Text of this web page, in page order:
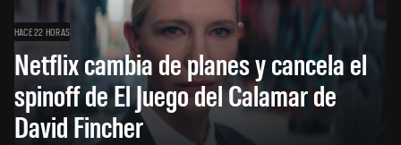
HACE 22 HORAS
Netflix cambia de planes y cancela el
spinoff de El Juego del Calamar de
David Fincher